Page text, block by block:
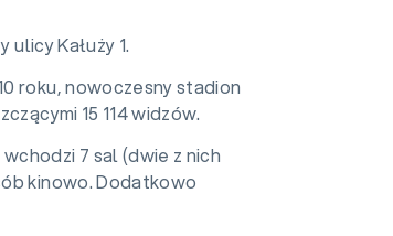
Kałuży 1.
roku, nowoczesny stadion
15 114 widzów.
7 sal (dwie z nich
kinowo. Dodatkowo